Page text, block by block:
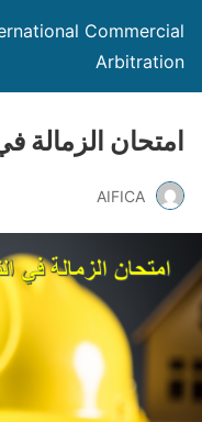
Commercial
Arbitration
امتحان الزمالة
AIFICA